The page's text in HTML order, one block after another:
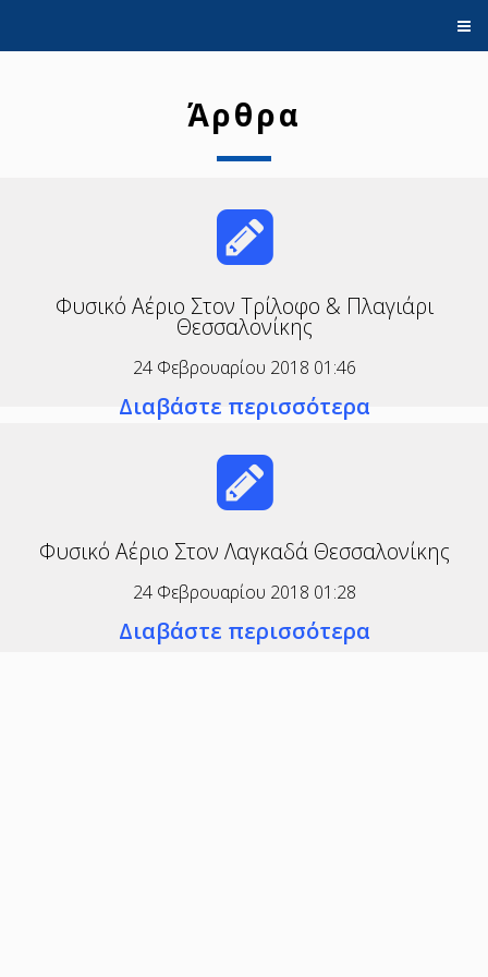
Άρθρα
Φυσικό Αέριο Στον Τρίλοφο & Πλαγιάρι
Θεσσαλονίκης
24 Φεβρουαρίου 2018 01:46
Διαβάστε περισσότερα
Φυσικό Αέριο Στον Λαγκαδά Θεσσαλονίκης
24 Φεβρουαρίου 2018 01:28
Διαβάστε περισσότερα